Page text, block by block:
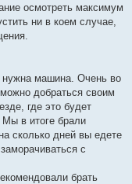
осмотреть максимум
ни в коем случае,
нужна машина. Очень во
добраться своим
где это будет
в итоге брали
сколько дней вы едете
с
брать